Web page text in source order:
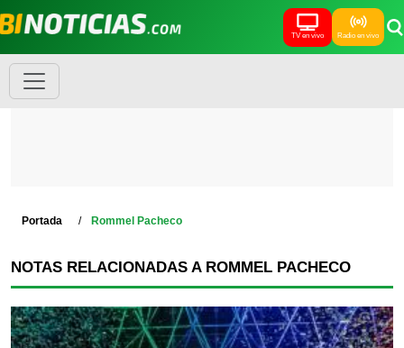
TV en vivo Radio en vivo
Portada Rommel Pacheco
NOTAS RELACIONADAS A ROMMEL PACHECO